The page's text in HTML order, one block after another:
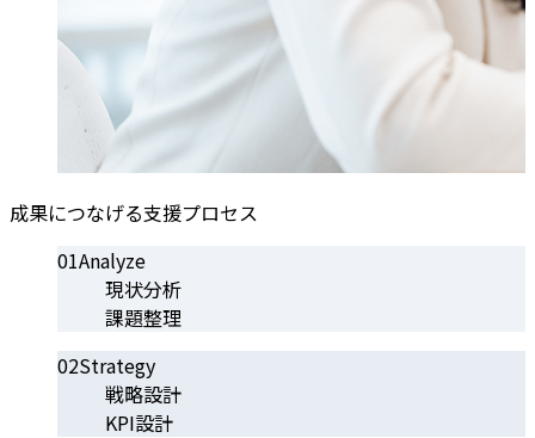
成果につなげる支援プロセス
01Analyze
現状分析
課題整理
02Strategy
戦略設計
KPI設計